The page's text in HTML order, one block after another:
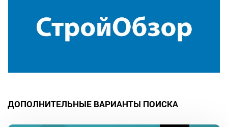
ДОПОЛНИТЕЛЬНЫЕ ВАРИАНТЫ ПОИСКА